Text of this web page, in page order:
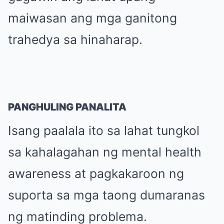
maiwasan ang mga ganitong
trahedya sa hinaharap.
PANGHULING PANALITA
Isang paalala ito sa lahat tungkol
sa kahalagahan ng mental health
awareness at pagkakaroon ng
suporta sa mga taong dumaranas
ng matinding problema.